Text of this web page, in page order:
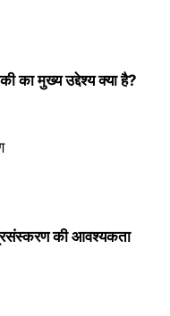
का मुख्य उद्देश्य क्या है?
की आवश्यकता